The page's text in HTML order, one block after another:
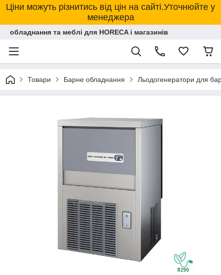
Ціни можуть різнитись від цін на сайті.Уточнюйте у
менеджера
обладнання та меблі для HORECA і магазинів
Товари Барне обладнання Льодогенератори для